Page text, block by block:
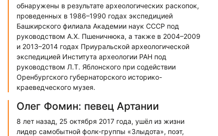
обнаружены в результате археологических раскопок,
проведенных в 1986–1990 годах экспедицией
Башкирского филиала Академии наук СССР под
руководством А.Х. Пшеничнюка, а также в 2004–2009
и 2013–2014 годах Приуральской археологической
экспедицией Института археологии РАН под
руководством Л.Т. Яблонского при содействии
Оренбургского губернаторского историко-
краеведческого музея.
Олег Фомин: певец Артании
8 лет назад, 25 октября 2017 года, ушёл из жизни
лидер самобытной фолк-группы «Злыдота», поэт,